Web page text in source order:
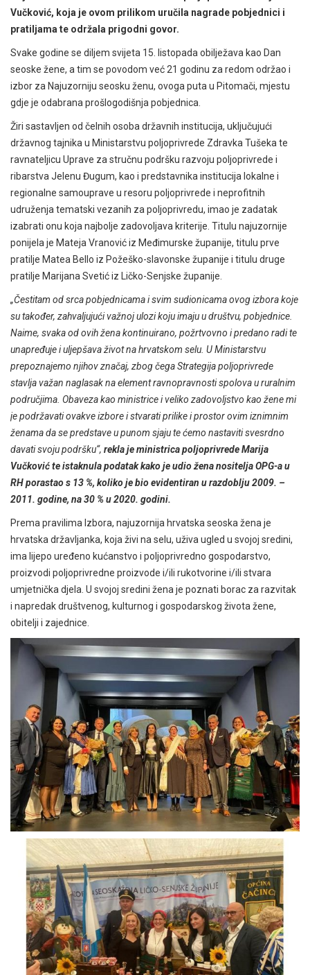
Vučković, koja je ovom prilikom uručila nagrade pobjednici i
pratiljama te održala prigodni govor.
Svake godine se diljem svijeta 15. listopada obilježava kao Dan
seoske žene, a tim se povodom već 21 godinu za redom održao i
izbor za Najuzorniju seosku ženu, ovoga puta u Pitomači, mjestu
gdje je odabrana prošlogodišnja pobjednica.
Žiri sastavljen od čelnih osoba državnih institucija, uključujući
državnog tajnika u Ministarstvu poljoprivrede Zdravka Tušeka te
ravnateljicu Uprave za stručnu podršku razvoju poljoprivrede i
ribarstva Jelenu Đugum, kao i predstavnika institucija lokalne i
regionalne samouprave u resoru poljoprivrede i neprofitnih
udruženja tematski vezanih za poljoprivredu, imao je zadatak
izabrati onu koja najbolje zadovoljava kriterije. Titulu najuzornije
ponijela je Mateja Vranović iz Međimurske županije, titulu prve
pratilje Matea Bello iz Požeško-slavonske županije i titulu druge
pratilje Marijana Svetić iz Ličko-Senjske županije.
„Čestitam od srca pobjednicama i svim sudionicama ovog izbora koje
su također, zahvaljujući važnoj ulozi koju imaju u društvu, pobjednice.
Naime, svaka od ovih žena kontinuirano, požrtvovno i predano radi te
unapređuje i uljepšava život na hrvatskom selu. UMinistarstvu
prepoznajemo njihov značaj, zbog čega Strategija poljoprivrede
stavlja važan naglasak na element ravnopravnosti spolova u ruralnim
područjima. Obaveza kao ministrice i veliko zadovoljstvo kao žene mi
je podržavati ovakve izbore i stvarati prilike i prostor ovim iznimnim
ženama da se predstave u punom sjaju te ćemo nastaviti svesrdno
davati svoju podršku“, rekla je ministrica poljoprivrede Marija
Vučković te istaknula podatak kako je udio žena nositelja OPG-a u
RH porastao s 13 %, koliko je bio evidentiran u razdoblju 2009. –
2011. godine, na 30 % u 2020. godini.
Prema pravilima Izbora, najuzornija hrvatska seoska žena je
hrvatska državljanka, koja živi na selu, uživa ugled u svojoj sredini,
ima lijepo uređeno kućanstvo i poljoprivredno gospodarstvo,
proizvodi poljoprivredne proizvode i/ili rukotvorine i/ili stvara
umjetnička djela. U svojoj sredini žena je poznati borac za razvitak
i napredak društvenog, kulturnog i gospodarskog života žene,
obitelji i zajednice.